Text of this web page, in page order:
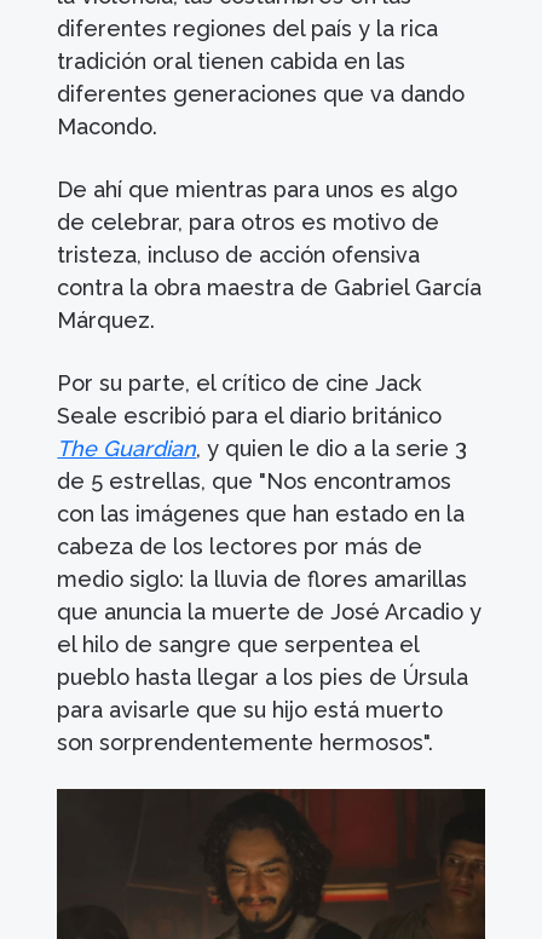
diferentes regiones del país y la rica
tradición oral tienen cabida en las
diferentes generaciones que va dando
Macondo.
De ahí que mientras para unos es algo
de celebrar, para otros es motivo de
tristeza, incluso de acción ofensiva
contra la obra maestra de Gabriel García
Márquez.
Por su parte, el crítico de cine Jack
Seale escribió para el diario británico
The Guardian, y quien le dio a la serie 3
de 5 estrellas, que "Nos encontramos
con las imágenes que han estado en la
cabeza de los lectores por más de
medio siglo: la lluvia de flores amarillas
que anuncia la muerte de José Arcadio y
el hilo de sangre que serpentea el
pueblo hasta llegar a los pies de Úrsula
para avisarle que su hijo está muerto
son sorprendentemente hermosos".